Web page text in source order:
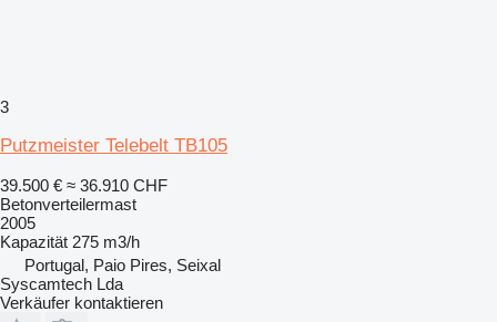
3
Putzmeister Telebelt TB105
39.500 € ≈ 36.910 CHF
Betonverteilermast
2005
Kapazität 275 m3/h
Portugal, Paio Pires, Seixal
Syscamtech Lda
Verkäufer kontaktieren